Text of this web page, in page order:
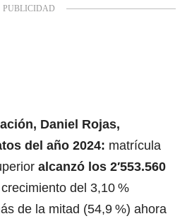
Daniel Rojas,
del año 2024: matrícula
alcanzó los 2′553.560
del 3,10 %
de la mitad (54,9 %) ahora